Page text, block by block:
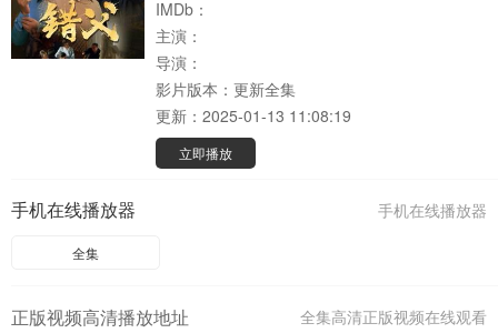
IMDb：
主演：
导演：
影片版本： 更新全集
更新： 2025-01-13 11:08:19
立即播放
手机在线播放器
手机在线播放器
全集
全集高清正版视频在线观看
正版视频高清播放地址